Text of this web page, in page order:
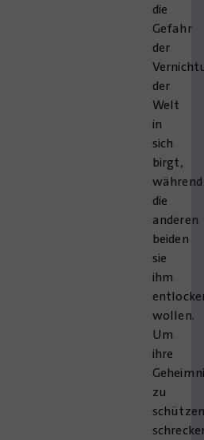
die
Gefahr
der
der
Welt
in
sich
birgt,
während
die
anderen
beiden
sie
ihm
wollen.
Um
ihre
zu